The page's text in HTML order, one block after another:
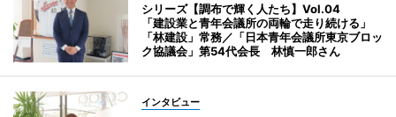
シリーズ【調布で輝く人たち】Vol.04
「建設業と青年会議所の両輪で走り続ける」
「林建設」常務／「日本青年会議所東京ブロッ
ク協議会」第54代会長 林慎一郎さん
インタビュー